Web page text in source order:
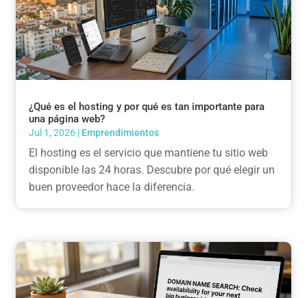
¿Qué es el hosting y por qué es tan importante para
una página web?
Jul 1, 2026 | Emprendimientos
El hosting es el servicio que mantiene tu sitio web
disponible las 24 horas. Descubre por qué elegir un
buen proveedor hace la diferencia.